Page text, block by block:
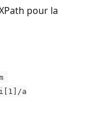
pour la
a